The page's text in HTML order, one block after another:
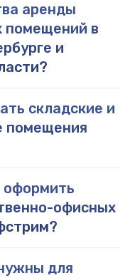
аренды
помещений в
и
складские и
помещения
офисных
для